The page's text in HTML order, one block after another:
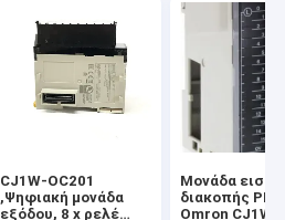
CJ1W-OC201
,Ψηφιακή μονάδα
εξόδου, 8 x ρελέ
Μονάδα
διακοπής PLC
Omron CJ1W